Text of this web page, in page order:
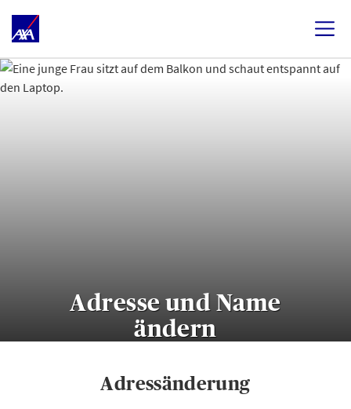
Adresse und Name
ändern
Adressänderung